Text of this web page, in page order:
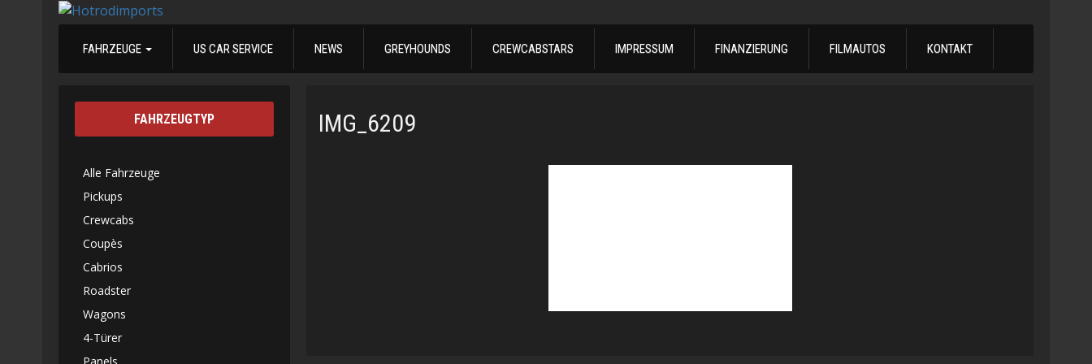
FAHRZEUGE US CAR SERVICE NEWS GREYHOUNDS CREWCABSTARS IMPRESSUM FINANZIERUNG FILMAUTOS KONTAKT
IMG_6209
FAHRZEUGTYP
Alle Fahrzeuge
Pickups
Crewcabs
Coupès
Cabrios
Roadster
Wagons
4-Türer